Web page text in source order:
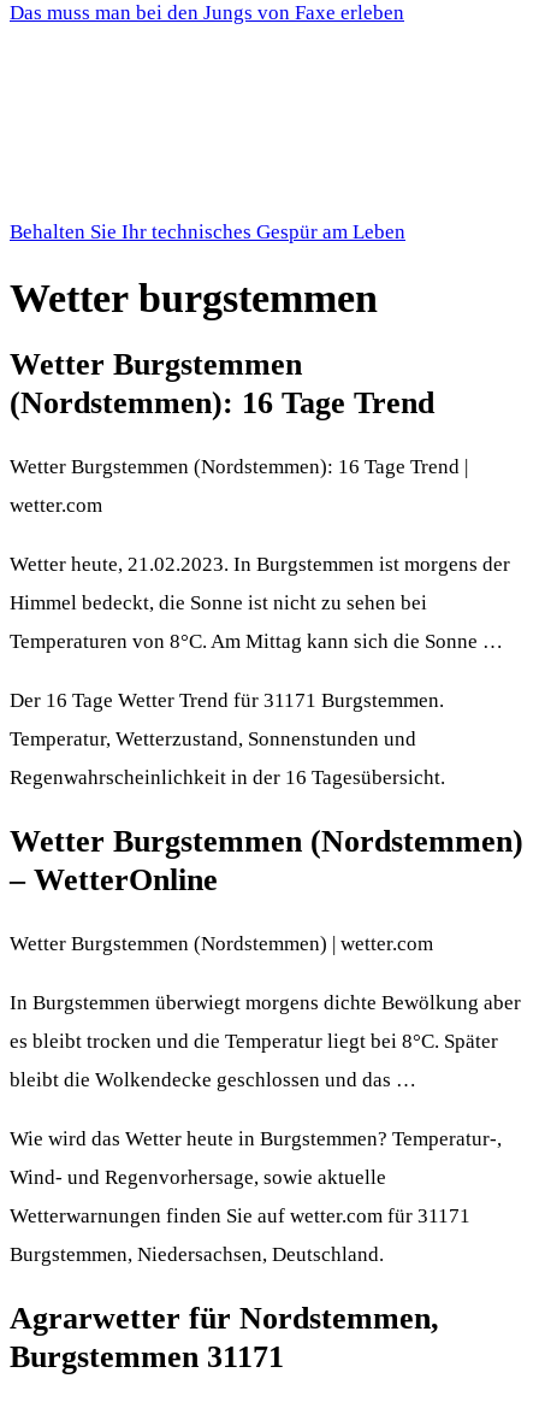
Das muss man bei den Jungs von Faxe erleben
Behalten Sie Ihr technisches Gespür am Leben
Wetter burgstemmen
Wetter Burgstemmen
(Nordstemmen): 16 Tage Trend
Wetter Burgstemmen (Nordstemmen): 16 Tage Trend |
wetter.com
Wetter heute, 21.02.2023. In Burgstemmen ist morgens der
Himmel bedeckt, die Sonne ist nicht zu sehen bei
Temperaturen von 8°C. Am Mittag kann sich die Sonne …
Der 16 Tage Wetter Trend für 31171 Burgstemmen.
Temperatur, Wetterzustand, Sonnenstunden und
Regenwahrscheinlichkeit in der 16 Tagesübersicht.
Wetter Burgstemmen (Nordstemmen)
– WetterOnline
Wetter Burgstemmen (Nordstemmen) | wetter.com
In Burgstemmen überwiegt morgens dichte Bewölkung aber
es bleibt trocken und die Temperatur liegt bei 8°C. Später
bleibt die Wolkendecke geschlossen und das …
Wie wird das Wetter heute in Burgstemmen? Temperatur-,
Wind- und Regenvorhersage, sowie aktuelle
Wetterwarnungen finden Sie auf wetter.com für 31171
Burgstemmen, Niedersachsen, Deutschland.
Agrarwetter für Nordstemmen,
Burgstemmen 31171